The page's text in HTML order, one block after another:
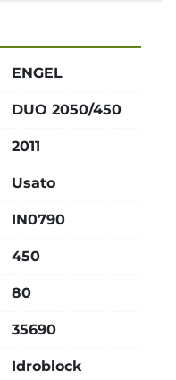
ENGEL
DUO 2050/450
2011
Usato
IN0790
450
80
35690
Idroblock